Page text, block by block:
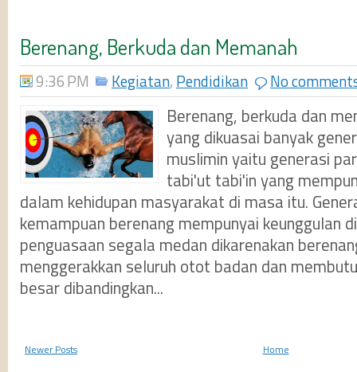
Berenang, Berkuda dan Memanah
9:36 PM Kegiatan, Pendidikan No
Berenang, berkuda dan
yang dikuasai banyak
muslimin yaitu generasi
tabi'ut tabi'in yang
dalam kehidupan masyarakat di masa itu.
kemampuan berenang mempunyai keunggulan
penguasaan segala medan dikarenakan
menggerakkan seluruh otot badan dan
besar dibandingkan...
Newer Posts Home